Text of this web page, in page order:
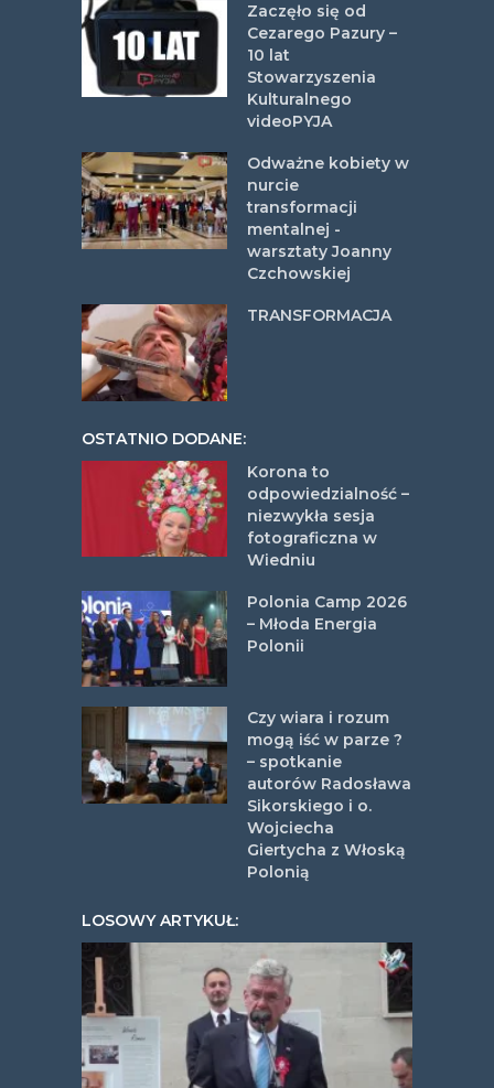
Zaczęło się od
Cezarego Pazury –
10 lat
Stowarzyszenia
Kulturalnego
videoPYJA
Odważne kobiety w
nurcie
transformacji
mentalnej -
warsztaty Joanny
Czchowskiej
TRANSFORMACJA
OSTATNIO DODANE:
Korona to
odpowiedzialność –
niezwykła sesja
fotograficzna w
Wiedniu
Polonia Camp 2026
– Młoda Energia
Polonii
Czy wiara i rozum
mogą iść w parze ?
– spotkanie
autorów Radosława
Sikorskiego i o.
Wojciecha
Giertycha z Włoską
Polonią
LOSOWY ARTYKUŁ: